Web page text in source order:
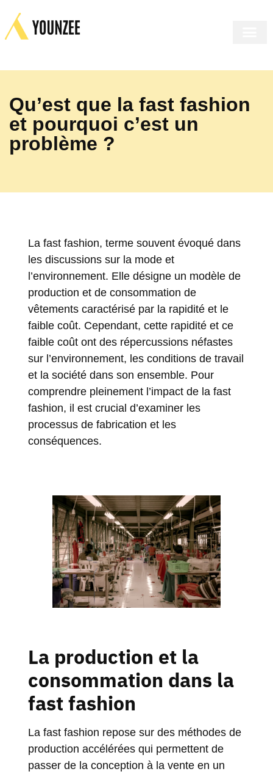
Qu’est que la fast fashion
et pourquoi c’est un
problème ?
La fast fashion, terme souvent évoqué dans
les discussions sur la mode et
l’environnement. Elle désigne un modèle de
production et de consommation de
vêtements caractérisé par la rapidité et le
faible coût. Cependant, cette rapidité et ce
faible coût ont des répercussions néfastes
sur l’environnement, les conditions de travail
et la société dans son ensemble. Pour
comprendre pleinement l’impact de la fast
fashion, il est crucial d’examiner les
processus de fabrication et les
conséquences.
La production et la
consommation dans la
fast fashion
La fast fashion repose sur des méthodes de
production accélérées qui permettent de
passer de la conception à la vente en un